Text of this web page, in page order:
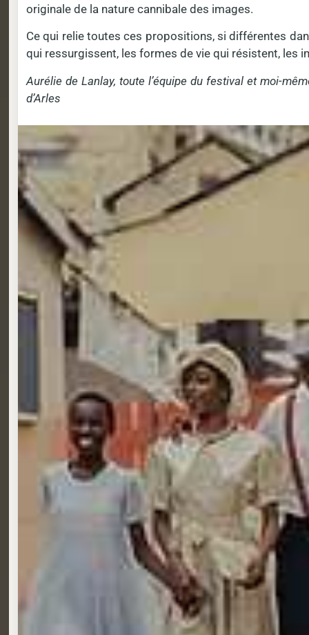
originale de la nature cannibale des images.
Ce qui relie toutes ces propositions, si différentes
qui ressurgissent, les formes de vie qui résistent, les
Aurélie de Lanlay, toute l’équipe du festival et moi-
d’Arles